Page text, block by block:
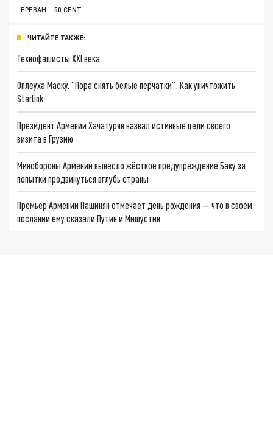
ЕРЕВАН
50 CENT
ЧИТАЙТЕ ТАКЖЕ:
Технофашисты XXI века
Оплеуха Маску. "Пора снять белые перчатки": Как уничтожить
Starlink
Президент Армении Хачатурян назвал истинные цели своего
визита в Грузию
Минобороны Армении вынесло жёсткое предупреждение Баку за
попытки продвинуться вглубь страны
Премьер Армении Пашинян отмечает день рождения — что в своём
послании ему сказали Путин и Мишустин